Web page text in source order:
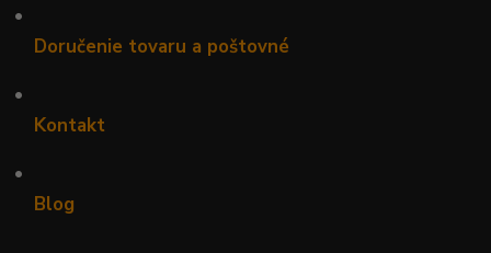
•
Doručenie tovaru a poštovné
•
Kontakt
•
Blog